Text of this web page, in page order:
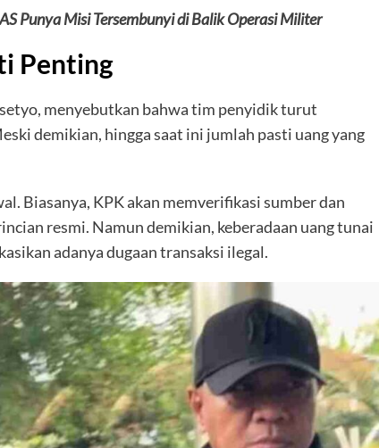
Punya Misi Tersembunyi di Balik Operasi Militer
Penting
menyebutkan bahwa tim penyidik turut
demikian, hingga saat ini jumlah pasti uang yang
Biasanya, KPK akan memverifikasi sumber dan
resmi. Namun demikian, keberadaan uang tunai
adanya dugaan transaksi ilegal.